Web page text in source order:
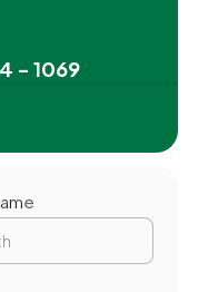
- 1069